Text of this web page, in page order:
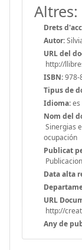
Altres:
Drets
Autor:
URL del
http://
ISBN:978-
Tipus de
Idioma:es
Nom del
Sinergias
ocupación
Publicat
Data alta
URL
http://
Any de